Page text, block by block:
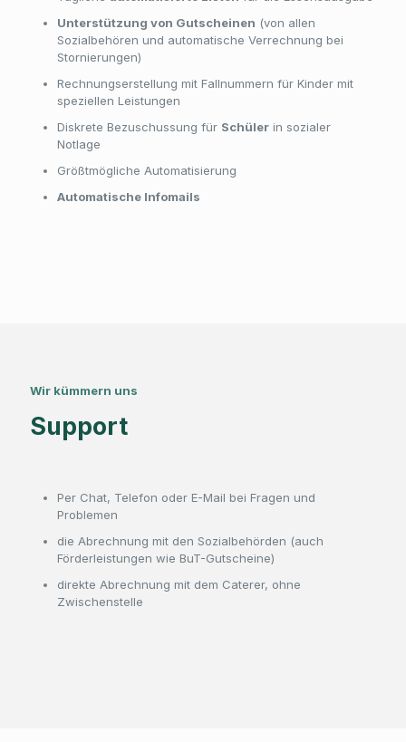
Unterstützung von Gutscheinen (von allen
Sozialbehören und automatische Verrechnung bei
Stornierungen)
Rechnungserstellung mit Fallnummern für Kinder mit
speziellen Leistungen
Diskrete Bezuschussung für Schüler in sozialer
Notlage
Größtmögliche Automatisierung
Automatische Infomails
Wir kümmern uns
Support
Per Chat, Telefon oder E-Mail bei Fragen und
Problemen
die Abrechnung mit den Sozialbehörden (auch
Förderleistungen wie BuT-Gutscheine)
direkte Abrechnung mit dem Caterer, ohne
Zwischenstelle